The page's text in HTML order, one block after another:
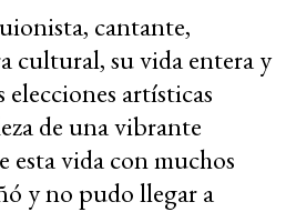
cantante,
cultural, su vida entera y
elecciones artísticas
de una vibrante
esta vida con muchos
y no pudo llegar a